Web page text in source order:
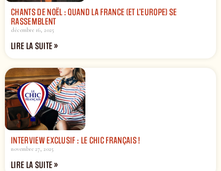
CHANTS DE NOËL : QUAND LA FRANCE (ET L’EUROPE) SE
RASSEMBLENT
décembre 16, 2025
LIRE LA SUITE »
INTERVIEW EXCLUSIF : LE CHIC FRANÇAIS !
novembre 27, 2025
LIRE LA SUITE »